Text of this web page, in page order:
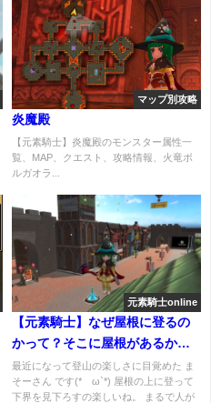
マップ別攻略
炎魔殿
【元素騎士】炎魔殿のモンスター属性一
覧、MAP、クエスト、攻略情報、火竜ボ
ルガオラ...
元素騎士online
【元素騎士】なぜ屋根に登るの
かって？そこに屋根があるから
だ！
最近になって登山の楽しさに目覚めた ま
そーさん です(*´ω`*) 屋根の上に登って
下界を見下ろすの楽しいね。 まるで人が